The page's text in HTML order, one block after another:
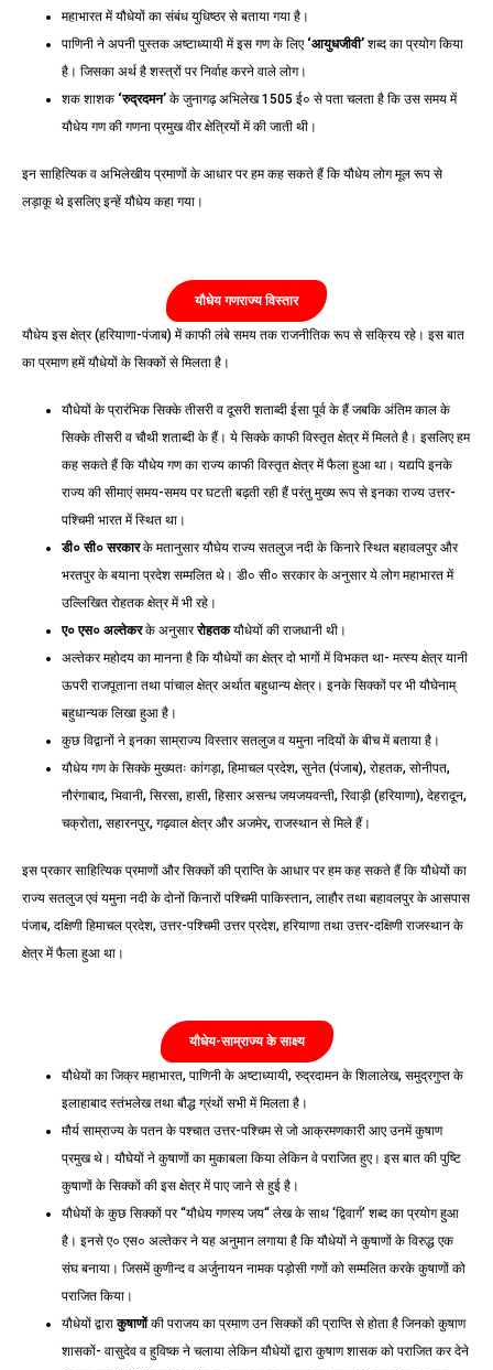
महाभारत में यौधेयों का संबंध युधिष्ठर से बताया गया है।
पाणिनी ने अपनी पुस्तक अष्टाध्यायी में इस गण के लिए‘आयुधजीवी’ शब्द का प्रयोग किया
है। जिसका अर्थ है शस्त्रों पर निर्वाह करने वाले लोग।
शक शाशक ‘रुद्रदमन’ के जुनागढ़ अभिलेख 1505 ई० से पता चलता है कि उस समय में
यौधेय गण की गणना प्रमुख वीर क्षेत्रियों में की जाती थी।
इन साहित्यिक व अभिलेखीय प्रमाणों के आधार पर हम कह सकते हैं कि यौधेय लोग मूल रूप से
लड़ाकू थे इसलिए इन्हें यौधेय कहा गया।
यौधेय गणराज्य विस्तार
यौधेय इस क्षेत्र (हरियाणा-पंजाब) में काफी लंबे समय तक राजनीतिक रूप से सक्रिय रहे। इस बात
का प्रमाण हमें यौधेयों के सिक्कों से मिलता है।
यौधेयों के प्रारंभिक सिक्के तीसरी व दूसरी शताब्दी ईसा पूर्व के हैं जबकि अंतिम काल के
सिक्के तीसरी व चौथी शताब्दी के हैं। ये सिक्के काफी विस्तृत क्षेत्र में मिलते है। इसलिए हम
कह सकते हैं कि यौधेय गण का राज्य काफी विस्तृत क्षेत्र में फैला हुआ था। यद्यपि इनके
राज्य की सीमाएं समय-समय पर घटती बढ़ती रही हैं परंतु मुख्य रूप से इनका राज्य उत्तर-
पश्चिमी भारत में स्थित था।
डी० सी० सरकारके मतानुसार यौघेय राज्य सतलुज नदी के किनारे स्थित बहावलपुर और
भरतपुर के बयाना प्रदेश सम्मलित थे। डी० सी० सरकार के अनुसार ये लोग महाभारत में
उल्लिखित रोहतक क्षेत्र में भी रहे।
ए० एस० अल्तेकरके अनुसाररोहतकयौधेयों की राजधानी थी।
अल्तेकर महोदय का मानना है कि यौधेयों का क्षेत्र दो भागों में विभकत था- मत्स्य क्षेत्र यानी
ऊपरी राजपूताना तथा पांचाल क्षेत्र अर्थात बहुधान्य क्षेत्र। इनके सिक्कों पर भी यौघेनाम्‌
बहुधान्यक लिखा हुआ है।
कुछ विद्वानों ने इनका साम्राज्य विस्तार सतलुज व यमुना नदियों के बीच में बताया है।
यौधेय गण के सिक्के मुख्यतः कांगड़ा, हिमाचल प्रदेश, सुनेत (पंजाब), रोहतक, सोनीपत,
नौरंगाबाद, भिवानी, सिरसा, हासी, हिसार असन्ध जयजयवन्ती, रिवाड़ी (हरियाणा), देहरादून,
चक्रोता, सहारनपुर, गढ़वाल क्षेत्र और अजमेर, राजस्थान से मिले हैं।
इस प्रकार साहित्यिक प्रमाणों और सिक्कों की प्राप्ति के आधार पर हम कह सकते हैं कि यौधेयों का
राज्य सतलुज एवं यमुना नदी के दोनों किनारों पश्चिमी पाकिस्तान, लाहौर तथा बहावलपुर के आसपास
पंजाब, दक्षिणी हिमाचल प्रदेश, उत्तर-पश्चिमी उत्तर प्रदेश, हरियाणा तथा उत्तर-दक्षिणी राजस्थान के
क्षेत्र में फैला हुआ था।
यौधेय-साम्राज्य के साक्ष्य
यौधेयों का जिक्र महाभारत, पाणिनी के अष्टाध्यायी, रुद्रदामन के शिलालेख, समुद्रगुप्त के
इलाहाबाद स्तंभलेख तथा बौद्ध ग्रंथों सभी में मिलता है।
मौर्य साम्राज्य के पतन के पश्चात उत्तर-पश्चिम से जो आक्रमणकारी आए उनमें कुषाण
प्रमुख थे। यौघेयों ने कुषाणों का मुकाबला किया लेकिन वे पराजित हुए। इस बात की पुष्टि
कुषाणों के सिक्कों की इस क्षेत्र में पाए जाने से हुई है।
यौधेयों के कुछ सिक्कों पर “यौधेय गणस्य जय“ लेख के साथ ‘द्विवार्ग’ शब्द का प्रयोग हुआ
है। इनसे ए० एस० अल्तेकर ने यह अनुमान लगाया है कि यौधेयों ने कुषाणों के विरुद्ध एक
संघ बनाया। जिसमें कुणीन्द व अर्जुनायन नामक पड़ोसी गणों को सम्मलित करके कुषाणों को
पराजित किया।
यौधेयों द्वाराकुषाणोंकी पराजय का प्रमाण उन सिक्कों की प्राप्ति से होता है जिनको कुषाण
शासकों- वासुदेव व हुविष्क ने चलाया लेकिन यौधेयों द्वारा कुषाण शासक को पराजित कर देने